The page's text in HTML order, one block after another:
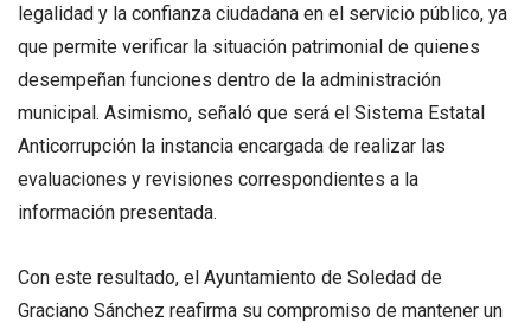
legalidad y la confianza ciudadana en el servicio público, ya
que permite verificar la situación patrimonial de quienes
desempeñan funciones dentro de la administración
municipal. Asimismo, señaló que será el Sistema Estatal
Anticorrupción la instancia encargada de realizar las
evaluaciones y revisiones correspondientes a la
información presentada.
Con este resultado, el Ayuntamiento de Soledad de
Graciano Sánchez reafirma su compromiso de mantener un